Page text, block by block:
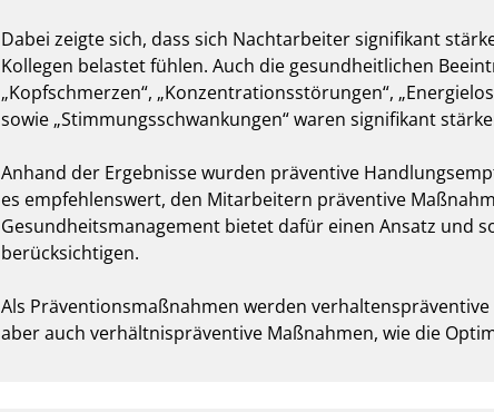
Dabei zeigte sich, dass sich Nachtarbeiter signifikant
Kollegen belastet fühlen. Auch die gesundheitlichen
„Kopfschmerzen“, „Konzentrationsstörungen“,
sowie „Stimmungsschwankungen“ waren signifikant
Anhand der Ergebnisse wurden präventive
es empfehlenswert, den Mitarbeitern präventive
Gesundheitsmanagement bietet dafür einen Ansatz und
berücksichtigen.
Als Präventionsmaßnahmen werden
aber auch verhältnispräventive Maßnahmen, wie die